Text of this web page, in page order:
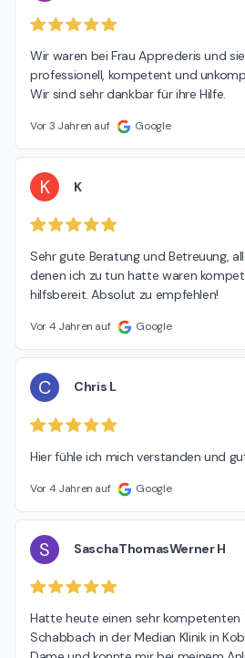
Wir waren bei Frau Apprederis und
professionell, kompetent und
Wir sind sehr dankbar für ihre Hilfe.
Vor 3 Jahren auf Google
K K
Sehr gute Beratung und Betreuung,
denen ich zu tun hatte waren
hilfsbereit. Absolut zu empfehlen!
Vor 4 Jahren auf Google
C Chris L
Hier fühle ich mich verstanden und
Vor 4 Jahren auf Google
S SaschaThomasWerner H
Hatte heute einen sehr kompetenten
Schabbach in der Median Klinik in